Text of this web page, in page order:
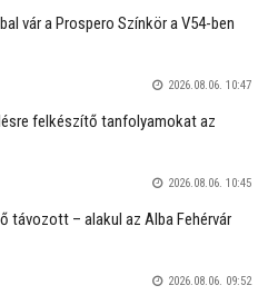
vár a Prospero Színkör a V54-ben
2026.08.06. 10:47
felkészítő tanfolyamokat az
2026.08.06. 10:45
távozott – alakul az Alba Fehérvár
2026.08.06. 09:52